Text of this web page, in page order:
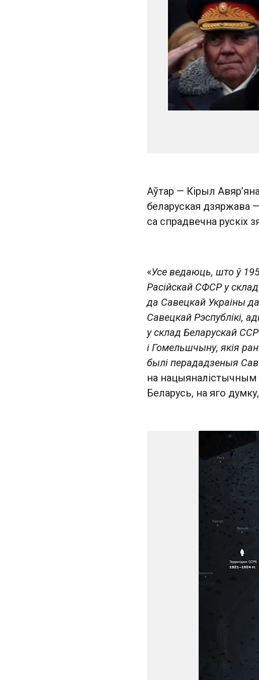
Аўтар — Кірыл
беларуская дзяржава
са спрадвечна рускіх
«Усе ведаюць, што ў
Расійскай СФСР у
да Савецкай Украіны
Савецкай Рэспублікі,
у склад Беларускай
і Гомельшчыну, якія
былі перададзеныя
на нацыяналістычным
Беларусь, на яго